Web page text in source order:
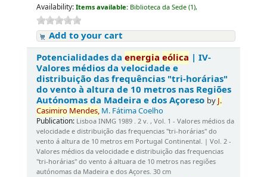
Availability: Items available: Biblioteca da Sede (1),
Add to your cart
Potencialidades daenergia eólica | IV-
Valores médios da velocidade e
distribuição das frequências "tri-horárias"
do vento à altura de 10 metros nas Regiões
Autónomas da Madeira e dos Açoreso by J.
Casimiro Mendes, M. Fátima Coelho
Publication: Lisboa INMG 1989 . 2 v. , Vol. 1 - Valores médios da
velocidade e distribuição das frequencias "tri-horárias" do
vento á altura de 10 metros em Portugal Continental. | Vol. 2 -
Valores médios da velocidade e distribuição das frequencias
"tri-horárias" do vento á altuara de 10 metros nas regiões
autónomas da Madeira e dos Açores. 30 cm